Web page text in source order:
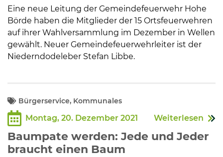
Eine neue Leitung der Gemeindefeuerwehr Hohe
Börde haben die Mitglieder der 15 Ortsfeuerwehren
auf ihrer Wahlversammlung im Dezember in Wellen
gewählt. Neuer Gemeindefeuerwehrleiter ist der
Niederndodeleber Stefan Libbe.
Bürgerservice, Kommunales
Montag, 20. Dezember 2021 Weiterlesen
Baumpate werden: Jede und Jeder
braucht einen Baum